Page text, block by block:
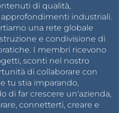
di qualità,
industriali.
una rete globale
e condivisione di
I membri ricevono
sconti nel nostro
di collaborare con
tu stia imparando,
di far crescere un'azienda,
connetterti, creare e